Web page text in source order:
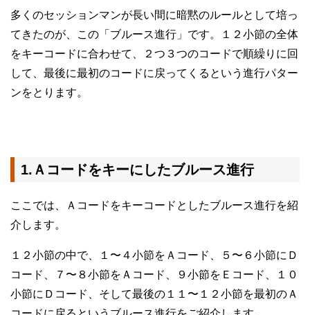
多くのセッションマンが長い間に暗黙のルールとして培っ
てきたのが、この「ブルース進行」です。１２小節の全体
をキーコードに合わせて、２つ３つのコードで順繰りに回
して、最後に最初のコードに戻ってくるという進行パター
ンをとります。
1.Ａコードをキーにしたブルース進行
ここでは、Ａコードをキーコードとしたブルース進行を紹
介します。
１２小節の中で、１〜４小節をＡコード、５〜６小節にＤ
コード、７〜８小節をＡコード、９小節をＥコード、１０
小節にＤコード、そして最後の１１〜１２小節を最初のＡ